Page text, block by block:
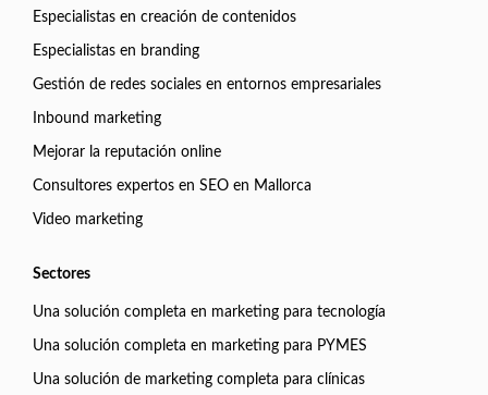
Especialistas en creación de contenidos
Especialistas en branding
Gestión de redes sociales en entornos empresariales
Inbound marketing
Mejorar la reputación online
Consultores expertos en SEO en Mallorca
Video marketing
Sectores
Una solución completa en marketing para tecnología
Una solución completa en marketing para PYMES
Una solución de marketing completa para clínicas